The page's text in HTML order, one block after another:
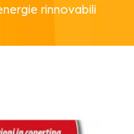
rinnovabili